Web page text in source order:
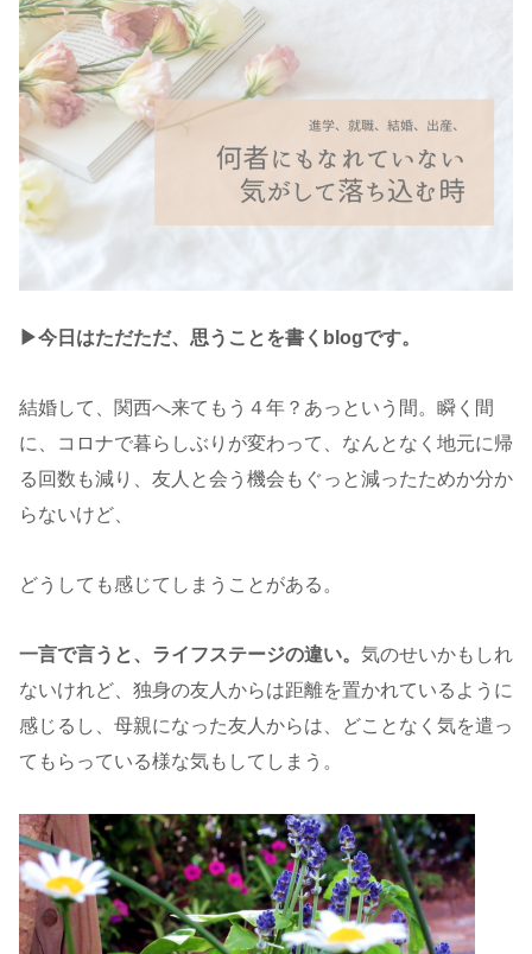
▶︎今日はただただ、思うことを書くblogです。
結婚して、関西へ来てもう４年？あっという間。瞬く間
に、コロナで暮らしぶりが変わって、なんとなく地元に帰
る回数も減り、友人と会う機会もぐっと減ったためか分か
らないけど、
どうしても感じてしまうことがある。
一言で言うと、ライフステージの違い。 気のせいかもしれ
ないけれど、独身の友人からは距離を置かれているように
感じるし、母親になった友人からは、どことなく気を遣っ
てもらっている様な気もしてしまう。